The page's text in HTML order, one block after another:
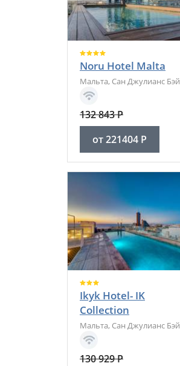
Noru Hotel Malta
Мальта, Сан Джулианс Бэй
132 843Р
от221404 Р
Ikyk Hotel- IK
Collection
Мальта, Сан Джулианс Бэй
130 929Р